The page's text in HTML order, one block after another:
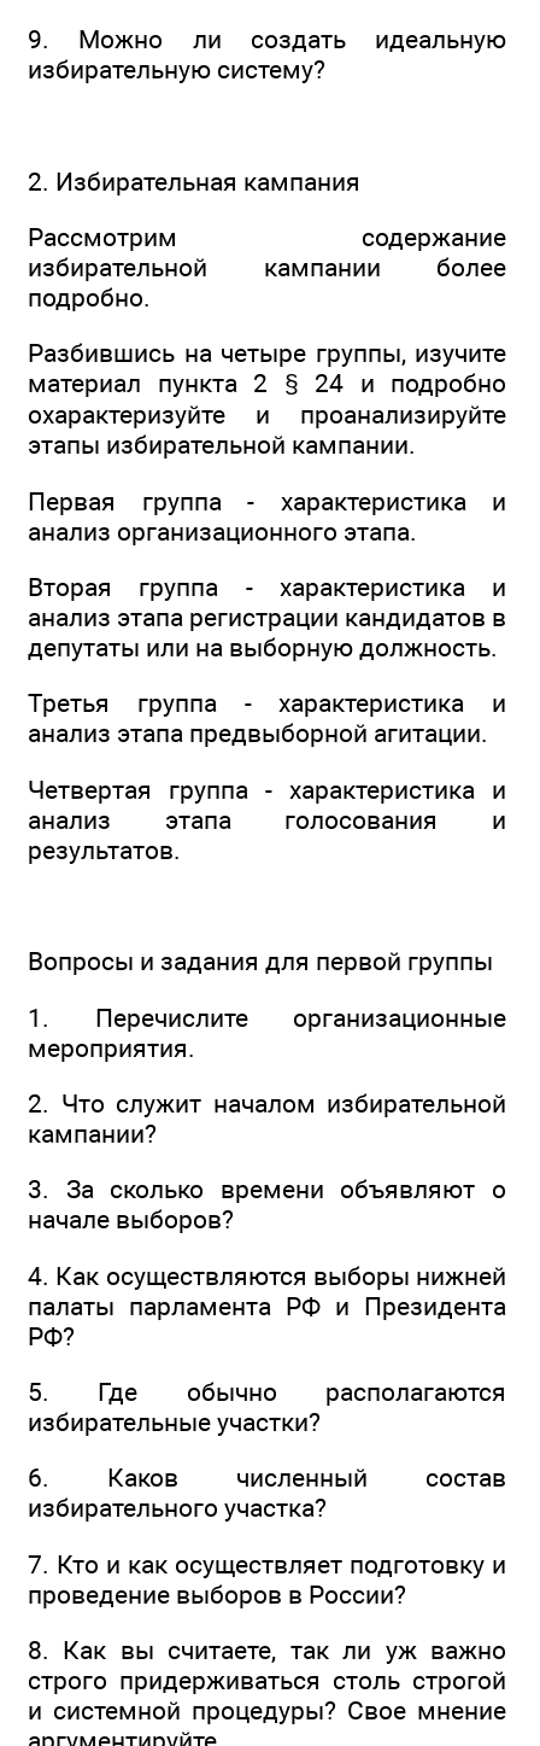
9. Можно ли создать идеальную
избирательную систему?
2. Избирательная кампания
Рассмотрим содержание
избирательной кампании более
подробно.
Разбившись на четыре группы, изучите
материал пункта 2 § 24 и подробно
охарактеризуйте и проанализируйте
этапы избирательной кампании.
Первая группа - характеристика и
анализ организационного этапа.
Вторая группа - характеристика и
анализ этапа регистрации кандидатов в
депутаты или на выборную должность.
Третья группа - характеристика и
анализ этапа предвыборной агитации.
Четвертая группа - характеристика и
анализ этапа голосования и
результатов.
Вопросы и задания для первой группы
1. Перечислите организационные
мероприятия.
2. Что служит началом избирательной
кампании?
3. За сколько времени объявляют о
начале выборов?
4. Как осуществляются выборы нижней
палаты парламента РФ и Президента
РФ?
5. Где обычно располагаются
избирательные участки?
6. Каков численный состав
избирательного участка?
7. Кто и как осуществляет подготовку и
проведение выборов в России?
8. Как вы считаете, так ли уж важно
строго придерживаться столь строгой
и системной процедуры? Свое мнение